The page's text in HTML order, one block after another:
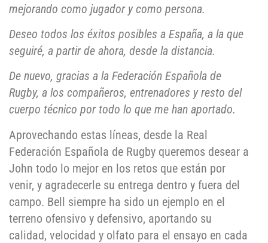
mejorando como jugador y como persona.
Deseo todos los éxitos posibles a España, a la que
seguiré, a partir de ahora, desde la distancia.
De nuevo, gracias a la Federación Española de
Rugby, a los compañeros, entrenadores y resto del
cuerpo técnico por todo lo que me han aportado.
Aprovechando estas líneas, desde la Real
Federación Española de Rugby queremos desear a
John todo lo mejor en los retos que están por
venir, y agradecerle su entrega dentro y fuera del
campo. Bell siempre ha sido un ejemplo en el
terreno ofensivo y defensivo, aportando su
calidad, velocidad y olfato para el ensayo en cada